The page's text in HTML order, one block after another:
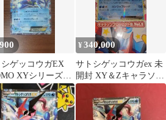
ゲッコウガEX
XYシリーズプ
ションカード プ
¥340,000
サトシゲッコウガex 未
開封 XY＆Zキャラソン
プロジェクト集vol.2